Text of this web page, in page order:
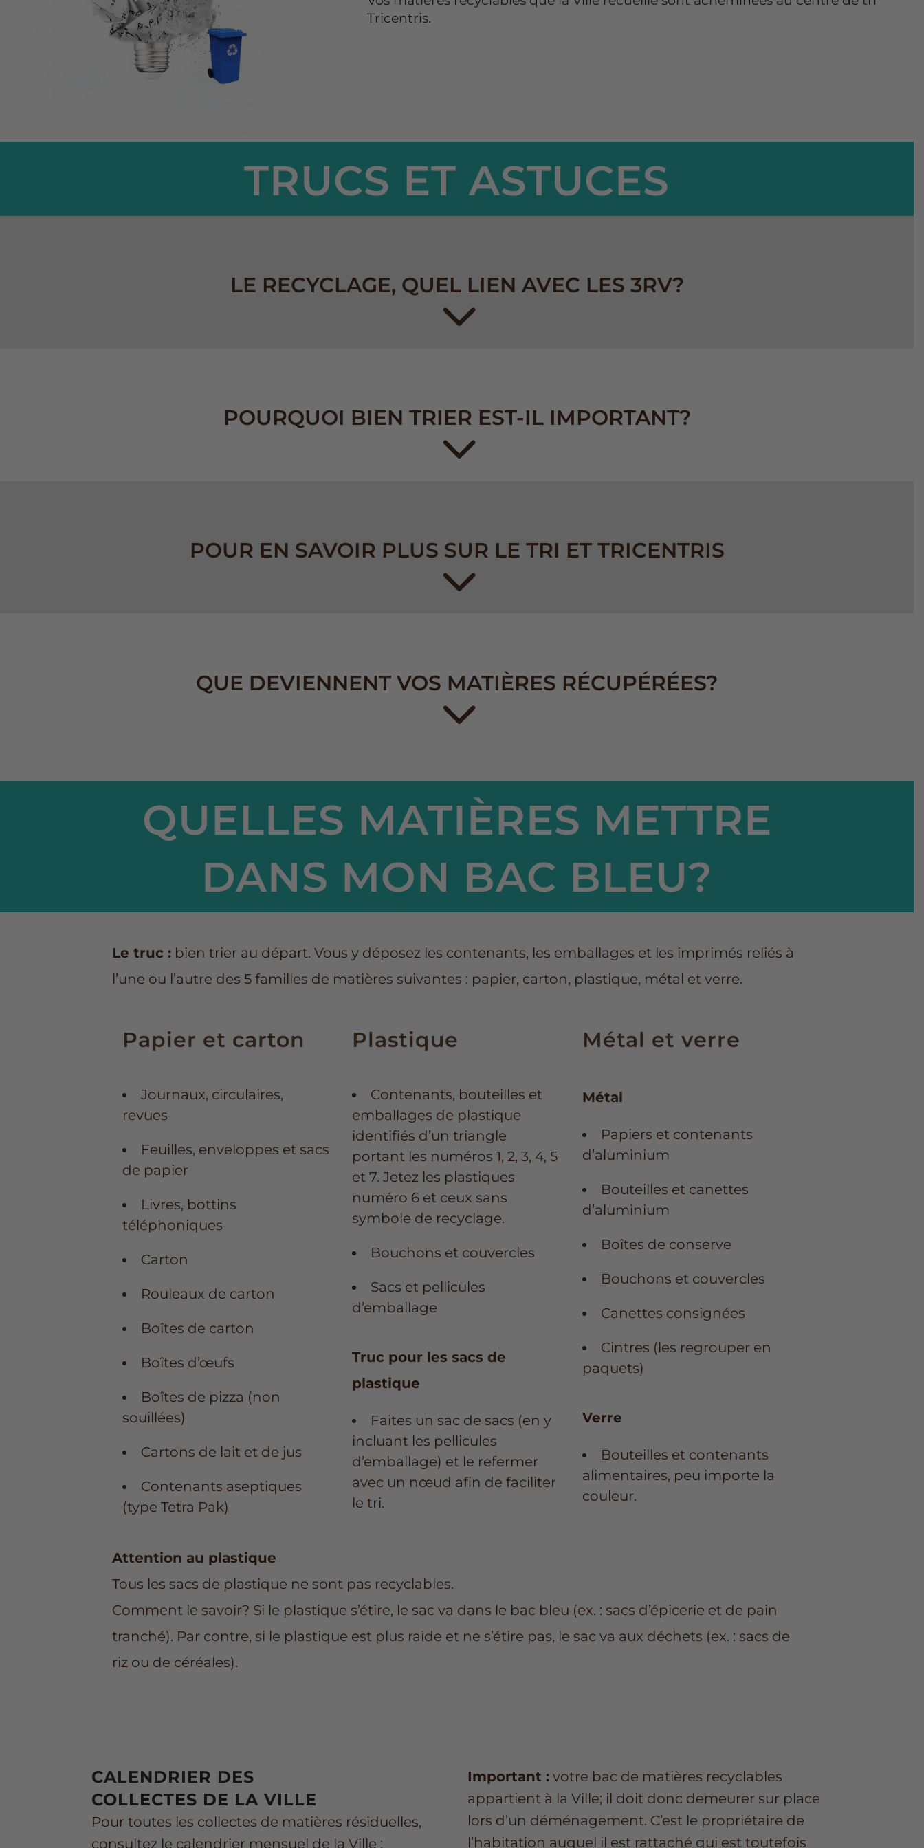
Tricentris.
TRUCS ET ASTUCES
LE RECYCLAGE, QUEL LIEN AVEC LES 3RV?
POURQUOI BIEN TRIER EST-IL IMPORTANT?
POUR EN SAVOIR PLUS SUR LE TRI ET TRICENTRIS
QUE DEVIENNENT VOS MATIÈRES RÉCUPÉRÉES?
QUELLES MATIÈRES METTRE
DANS MON BAC BLEU?
Le truc :bien trier au départ. Vous y déposez les contenants, les emballages et les imprimés reliés à
l’une ou l’autre des 5 familles de matières suivantes : papier, carton, plastique, métal et verre.
Papier et carton
Journaux, circulaires,
revues
Feuilles, enveloppes et sacs
de papier
Livres, bottins
téléphoniques
Carton
Rouleaux de carton
Boîtes de carton
Boîtes d’œufs
Boîtes de pizza (non
souillées)
Cartons de lait et de jus
Contenants aseptiques
(type Tetra Pak)
Plastique
Contenants, bouteilles et
emballages de plastique
identifiés d’un triangle
portant les numéros 1, 2, 3, 4, 5
et 7. Jetez les plastiques
numéro 6 et ceux sans
symbole de recyclage.
Bouchons et couvercles
Sacs et pellicules
d’emballage
Truc pour les sacs de
plastique
Faites un sac de sacs (en y
incluant les pellicules
d’emballage) et le refermer
avec un nœud afin de faciliter
le tri.
Métal et verre
Métal
Papiers et contenants
d’aluminium
Bouteilles et canettes
d’aluminium
Boîtes de conserve
Bouchons et couvercles
Canettes consignées
Cintres (les regrouper en
paquets)
Verre
Bouteilles et contenants
alimentaires, peu importe la
couleur.
Attention au plastique
Tous les sacs de plastique ne sont pas recyclables.
Comment le savoir? Si le plastique s’étire, le sac va dans le bac bleu (ex. : sacs d’épicerie et de pain
tranché). Par contre, si le plastique est plus raide et ne s’étire pas, le sac va aux déchets (ex. : sacs de
riz ou de céréales).
CALENDRIER DES
COLLECTES DE LA VILLE
Pour toutes les collectes de matières résiduelles,
consultez le calendrier mensuel de la Ville :
Important :votre bac de matières recyclables
appartient à la Ville; il doit donc demeurer sur place
lors d’un déménagement. C’est le propriétaire de
l’habitation auquel il est rattaché qui est toutefois